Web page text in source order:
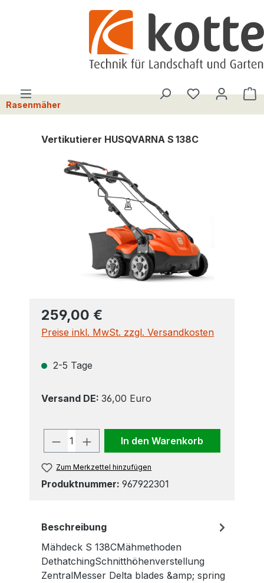
Du hast 0
Rasenmäher
Vertikutierer HUSQVARNA S 138C
Bildergalerie überspringen
259,00 €
Preise inkl. MwSt. zzgl. Versandkosten
2-5 Tage
Versand DE: 36,00 Euro
Produkt Anzahl: Gib den
In den Warenkorb
Zum Merkzettel hinzufügen
Produktnummer: 967922301
Beschreibung
Mähdeck S 138CMähmethoden
DethatchingSchnitthöhenverstellung
ZentralMesser Delta blades &amp; spring